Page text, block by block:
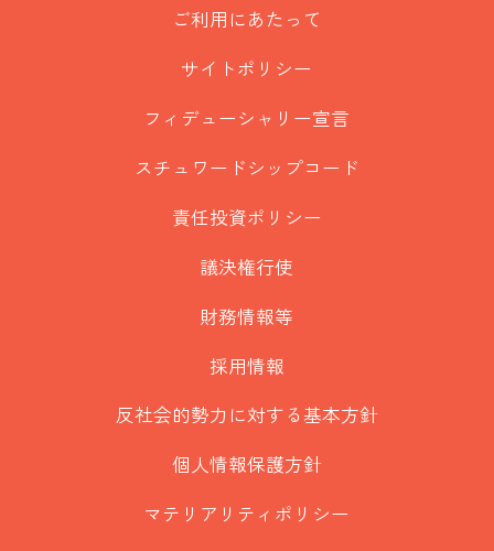
ご利用にあたって
サイトポリシー
フィデューシャリー宣言
スチュワードシップコード
責任投資ポリシー
議決権行使
財務情報等
採用情報
反社会的勢力に対する基本方針
個人情報保護方針
マテリアリティポリシー